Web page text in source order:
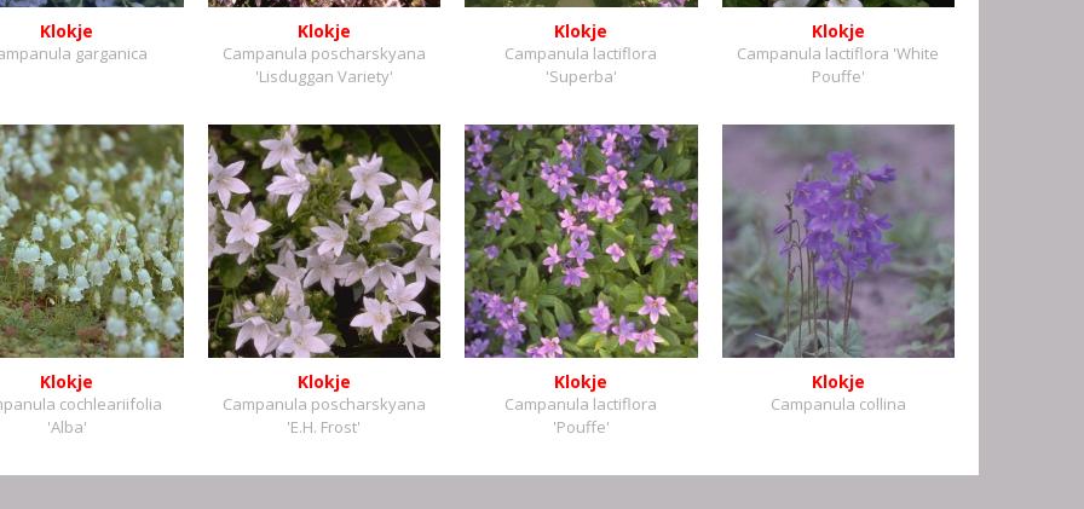
Klokje
garganica
Klokje
Campanula poscharskyana
'Lisduggan Variety'
Klokje
Campanula lactiflora
'Superba'
Klokje
Campanula lactiflora 'White
Pouffe'
Klokje
cochleariifolia
'Alba'
Klokje
Campanula poscharskyana
'E.H. Frost'
Klokje
Campanula lactiflora
'Pouffe'
Klokje
Campanula collina